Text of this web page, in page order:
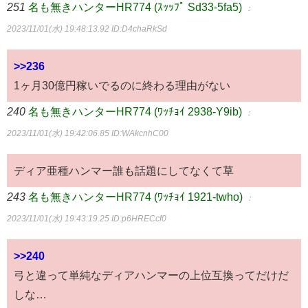
251 名も無きハンターHR774 (ｽｯｯﾌﾟ Sd33-5fa5) ：
2023/11/01(水) 19:48:13.92 ID:D4chaRkSd
>>236
1ヶ月30億円稼いでるのに終わる理由がない
240 名も無きハンターHR774 (ﾜｯﾁｮｲ 2938-Y9ib) ：
2023/11/01(水) 19:42:06.85 ID:WAkcnhC00
ディア亜種ハンマー誰も話題にしてなくて草
243 名も無きハンターHR774 (ﾜｯﾁｮｲ 1921-twho) ：
2023/11/01(水) 19:43:19.25 ID:p6HRECcf0
>>240
弓と違って単純なディアハンマーの上位互換ってだけだ
しな…